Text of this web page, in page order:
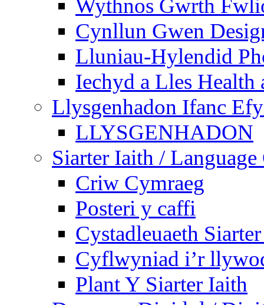
Wythnos Gwrth
Cynllun Gwen
Lluniau-Hylendid
Iechyd a Lles Health
Llysgenhadon Ifanc
LLYSGENHADON
Siarter Iaith / Language
Criw Cymraeg
Posteri y caffi
Cystadleuaeth
Cyflwyniad i’r
Plant Y Siarter Iaith